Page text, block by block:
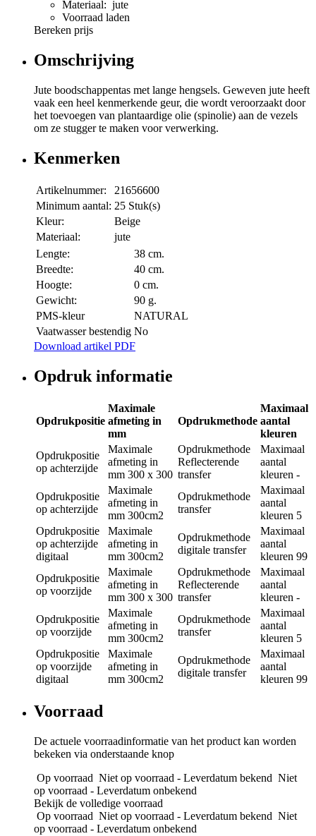
Materiaal: jute
Voorraad laden
Bereken prijs
Omschrijving
Jute boodschappentas met lange hengsels. Geweven jute heeft
vaak een heel kenmerkende geur, die wordt veroorzaakt door
het toevoegen van plantaardige olie (spinolie) aan de vezels
om ze stugger te maken voor verwerking.
Kenmerken
Artikelnummer:
21656600
Minimum aantal: 25 Stuk(s)
Kleur:
Beige
Materiaal:
jute
Lengte:
38 cm.
Breedte:
40 cm.
Hoogte:
0 cm.
Gewicht:
90 g.
PMS-kleur
NATURAL
Vaatwasser bestendig No
Download artikel PDF
Opdruk informatie
Opdrukpositie
Maximale
afmeting in
mm
Opdrukmethode
Maximaal
aantal
kleuren
Opdrukpositie
op achterzijde
Maximale
afmeting in
mm 300 x 300
Opdrukmethode
Reflecterende
transfer
Maximaal
aantal
kleuren -
Opdrukpositie
op achterzijde
Maximale
afmeting in
mm 300cm2
Opdrukmethode
transfer
Maximaal
aantal
kleuren 5
Opdrukpositie
op achterzijde
digitaal
Maximale
afmeting in
mm 300cm2
Opdrukmethode
digitale transfer
Maximaal
aantal
kleuren 99
Opdrukpositie
op voorzijde
Maximale
afmeting in
mm 300 x 300
Opdrukmethode
Reflecterende
transfer
Maximaal
aantal
kleuren -
Opdrukpositie
op voorzijde
Maximale
afmeting in
mm 300cm2
Opdrukmethode
transfer
Maximaal
aantal
kleuren 5
Opdrukpositie
op voorzijde
digitaal
Maximale
afmeting in
mm 300cm2
Opdrukmethode
digitale transfer
Maximaal
aantal
kleuren 99
Voorraad
De actuele voorraadinformatie van het product kan worden
bekeken via onderstaande knop
Op voorraad Niet op voorraad - Leverdatum bekend Niet
op voorraad - Leverdatum onbekend
Bekijk de volledige voorraad
Op voorraad Niet op voorraad - Leverdatum bekend Niet
op voorraad - Leverdatum onbekend